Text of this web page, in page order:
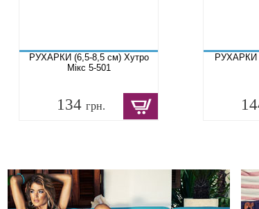
РУХАРКИ (6,5-8,5 см) Хутро
Мікс 5-501
134 грн.
РУХАРКИ